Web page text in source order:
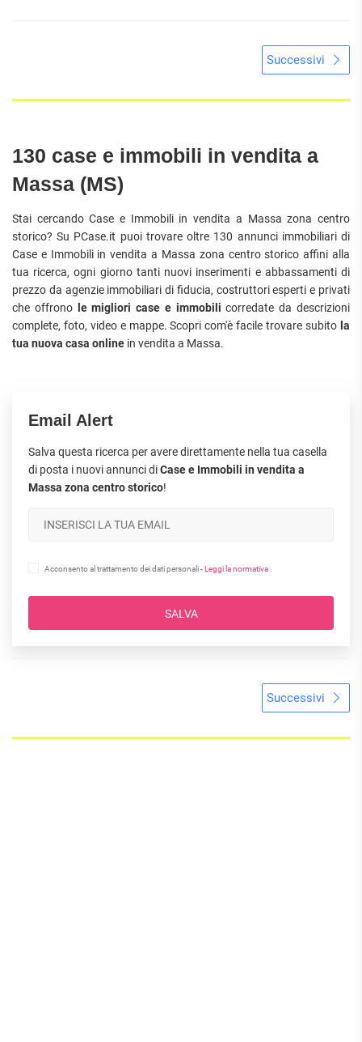
Successivi
130 case e immobili in vendita a
Massa (MS)
Stai cercando Case e Immobili in vendita a Massa zona centro
storico? Su PCase.it puoi trovare oltre 130 annunci immobiliari di
Case e Immobili in vendita a Massa zona centro storico affini alla
tua ricerca, ogni giorno tanti nuovi inserimenti e abbassamenti di
prezzo da agenzie immobiliari di fiducia, costruttori esperti e privati
che offronole migliori case e immobili corredate da descrizioni
complete, foto, video e mappe. Scopri com'è facile trovare subito la
tua nuova casa online in vendita a Massa.
Email Alert
Salva questa ricerca per avere direttamente nella tua casella
di posta i nuovi annunci diCase e Immobili in vendita a
Massa zona centro storico!
Acconsento al trattamento dei dati personali -Leggi la normativa
SALVA
Successivi